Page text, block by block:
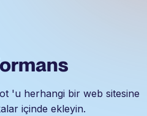
'u herhangi bir web sitesine
içinde ekleyin.